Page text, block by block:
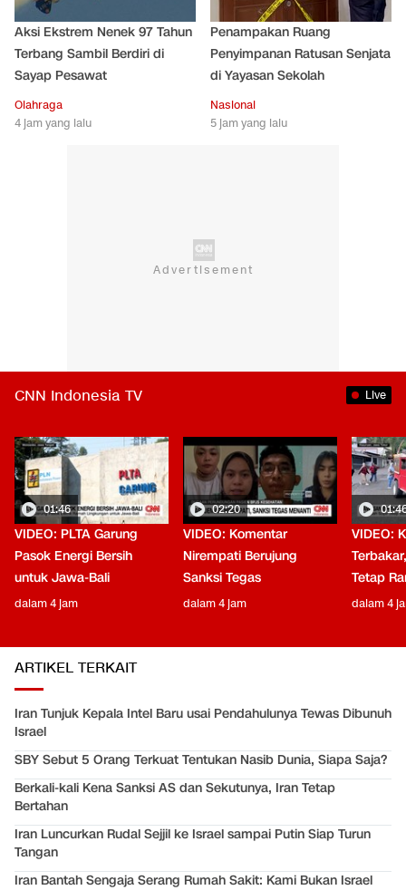
Aksi Ekstrem Nenek 97 Tahun
Terbang Sambil Berdiri di
Sayap Pesawat
Olahraga
4 jam yang lalu
Penampakan Ruang
Penyimpanan Ratusan Senjata
di Yayasan Sekolah
Nasional
5 jam yang lalu
CNN Indonesia TV Live
01:46
VIDEO: PLTA Garung
Pasok Energi Bersih
untuk Jawa-Bali
dalam 4 jam
02:20
VIDEO: Komentar
Nirempati Berujung
Sanksi Tegas
dalam 4 jam
VIDEO:
Tetap
dalam 4
ARTIKEL TERKAIT
Iran Tunjuk Kepala Intel Baru usai Pendahulunya Tewas Dibunuh
Israel
SBY Sebut 5 Orang Terkuat Tentukan Nasib Dunia, Siapa Saja?
Berkali-kali Kena Sanksi AS dan Sekutunya, Iran Tetap
Bertahan
Iran Luncurkan Rudal Sejjil ke Israel sampai Putin Siap Turun
Tangan
Iran Bantah Sengaja Serang Rumah Sakit: Kami Bukan Israel